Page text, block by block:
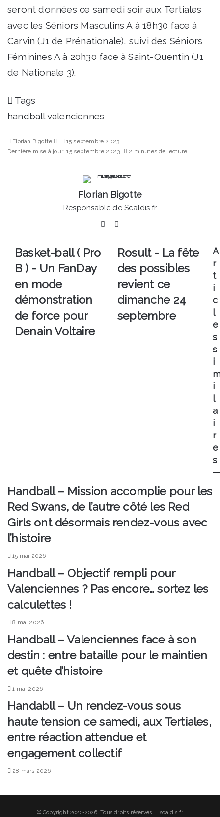
seront données ce samedi soir aux Tertiales
avec les Séniors Masculins A à 18h30 face à
Carvin (J1 de Prénationale), suivi des Séniors
Féminines A à 20h30 face à Saint-Quentin (J1
de Nationale 3).
Tags
handballvalenciennes
Florian Bigotte
Envoyer
un
15 septembre 2023
Dernière mise à jour: 15 septembre 2023
2 minutes de lecture
Florian Bigotte
Responsable de Scaldis.fr
Facebook
Basket-
ball
Pro
B
)
-
Un
FanDay
Basket-ball ( Pro
B ) - Un FanDay
en mode
démonstration
de force pour
Denain Voltaire
Rosult
-
La
fête
des
possibles
revient
ce
Rosult - La fête
des possibles
revient ce
dimanche 24
septembre
A
r
t
i
c
l
e
s
s
i
i
l
a
i
r
e
s
Handball – Mission accomplie pour les
Red Swans, de l’autre côté les Red
Girls ont désormais rendez-vous avec
l’histoire
15 mai 2026
Handball – Objectif rempli pour
Valenciennes ? Pas encore… sortez les
calculettes !
8 mai 2026
Handball – Valenciennes face à son
destin : entre bataille pour le maintien
et quête d’histoire
1 mai 2026
Handabll – Un rendez-vous sous
haute tension ce samedi, aux Tertiales,
entre réaction attendue et
engagement collectif
28 mars 2026
© Copyright 2020-2026, Tous droits réservés | scaldis.fr